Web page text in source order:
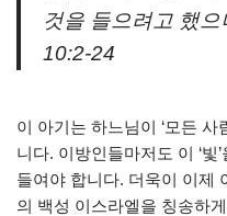
것을 들으려고 했
10:2-24
이 아기는 하느님이 ‘모든 사
니다. 이방인들마저도 이 ‘
들여야 합니다. 더욱이 이제
의 백성 이스라엘을 칭송하